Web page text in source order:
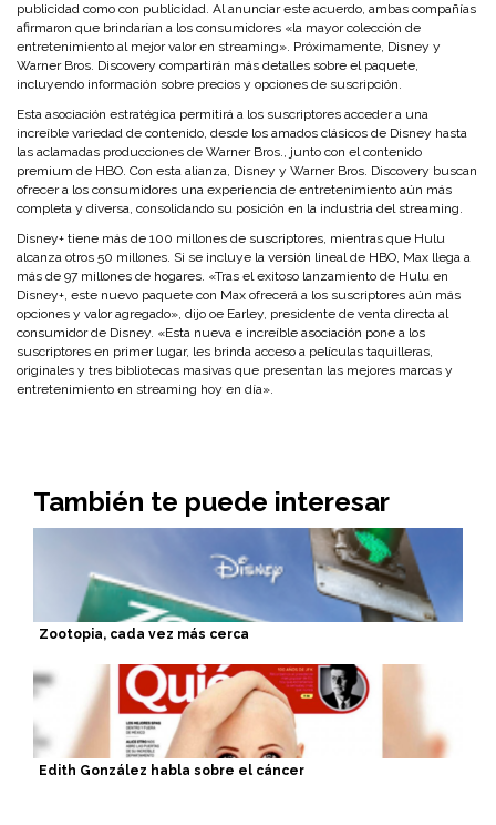
publicidad como con publicidad. Al anunciar este acuerdo, ambas compañías
afirmaron que brindarían a los consumidores «la mayor colección de
entretenimiento al mejor valor en streaming». Próximamente, Disney y
Warner Bros. Discovery compartirán más detalles sobre el paquete,
incluyendo información sobre precios y opciones de suscripción.
Esta asociación estratégica permitirá a los suscriptores acceder a una
increíble variedad de contenido, desde los amados clásicos de Disney hasta
las aclamadas producciones de Warner Bros., junto con el contenido
premium de HBO. Con esta alianza, Disney y Warner Bros. Discovery buscan
ofrecer a los consumidores una experiencia de entretenimiento aún más
completa y diversa, consolidando su posición en la industria del streaming.
Disney+ tiene más de 100 millones de suscriptores, mientras que Hulu
alcanza otros 50 millones. Si se incluye la versión lineal de HBO, Max llega a
más de 97 millones de hogares. «Tras el exitoso lanzamiento de Hulu en
Disney+, este nuevo paquete con Max ofrecerá a los suscriptores aún más
opciones y valor agregado», dijo oe Earley, presidente de venta directa al
consumidor de Disney. «Esta nueva e increíble asociación pone a los
suscriptores en primer lugar, les brinda acceso a películas taquilleras,
originales y tres bibliotecas masivas que presentan las mejores marcas y
entretenimiento en streaming hoy en día».
También te puede interesar
Zootopia, cada vez más cerca
Edith González habla sobre el cáncer